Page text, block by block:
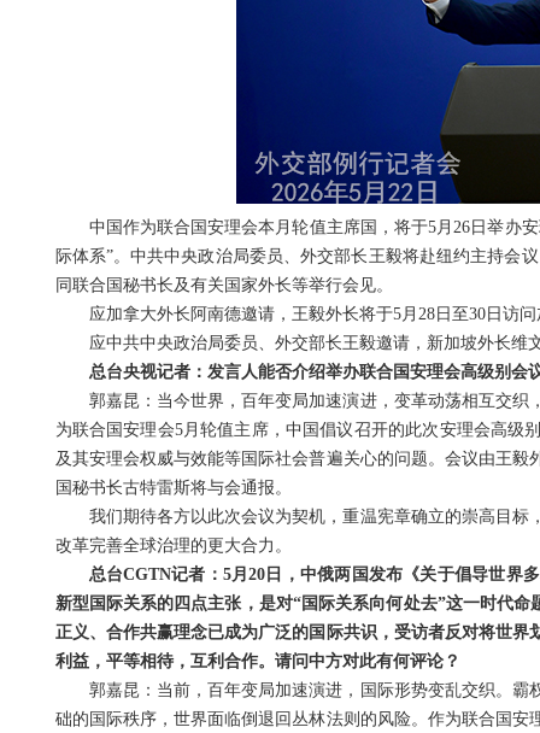
中国作为联合国安理会本月轮值主席国，将于5月26日举办
际体系”。中共中央政治局委员、外交部长王毅将赴纽约主持会
同联合国秘书长及有关国家外长等举行会见。
应加拿大外长阿南德邀请，王毅外长将于5月28日至30日访
应中共中央政治局委员、外交部长王毅邀请，新加坡外长维
总台央视记者：发言人能否介绍举办联合国安理会高级别会
郭嘉昆：当今世界，百年变局加速演进，变革动荡相互交
为联合国安理会5月轮值主席，中国倡议召开的此次安理会高
及其安理会权威与效能等国际社会普遍关心的问题。会议由王
国秘书长古特雷斯将与会通报。
我们期待各方以此次会议为契机，重温宪章确立的崇高目
改革完善全球治理的更大合力。
总台CGTN记者：5月20日，中俄两国发布《关于倡导世界
新型国际关系的四点主张，是对“国际关系向何处去”这一时代
正义、合作共赢理念已成为广泛的国际共识，受访者反对将世
利益，平等相待，互利合作。请问中方对此有何评论？
郭嘉昆：当前，百年变局加速演进，国际形势变乱交织。
础的国际秩序，世界面临倒退回丛林法则的风险。作为联合国